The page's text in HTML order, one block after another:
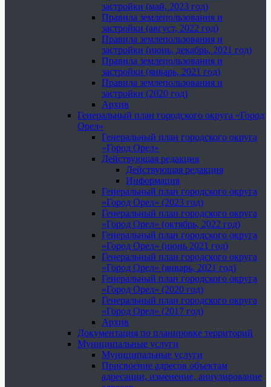
застройки (май, 2023 год)
Правила землепользования и
застройки (август, 2022 год)
Правила землепользования и
застройки (июнь, декабрь, 2021 год)
Правила землепользования и
застройки (январь, 2021 год)
Правила землепользования и
застройки (2020 год)
Архив
Генеральный план городского округа «Город
Орел»
Генеральный план городского округа
«Город Орел»
Действующая редакция
Действующая редакция
Информация
Генеральный план городского округа
«Город Орел» (2023 год)
Генеральный план городского округа
«Город Орел» (октябрь, 2022 год)
Генеральный план городского округа
«Город Орел» (июнь 2021 год)
Генеральный план городского округа
«Город Орел» (январь, 2021 год)
Генеральный план городского округа
«Город Орел» (2020 год)
Генеральный план городского округа
«Город Орел» (2017 год)
Архив
Документация по планировке территорий
Муниципальные услуги
Муниципальные услуги
Присвоение адресов объектам
адресации, изменение, аннулирование